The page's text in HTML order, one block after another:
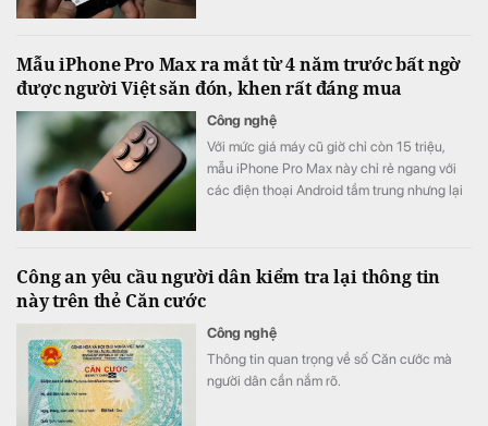
Mẫu iPhone Pro Max ra mắt từ 4 năm trước bất ngờ
được người Việt săn đón, khen rất đáng mua
Công nghệ
Với mức giá máy cũ giờ chỉ còn 15 triệu,
mẫu iPhone Pro Max này chỉ rẻ ngang với
các điện thoại Android tầm trung nhưng lại
Công an yêu cầu người dân kiểm tra lại thông tin
này trên thẻ Căn cước
Công nghệ
Thông tin quan trọng về số Căn cước mà
người dân cần nắm rõ.